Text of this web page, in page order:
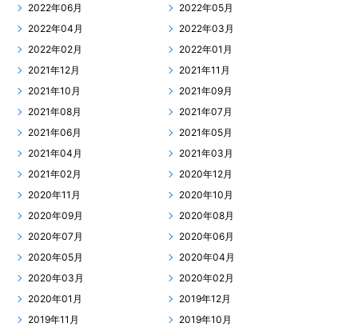
2022年06月
2022年05月
2022年04月
2022年03月
2022年02月
2022年01月
2021年12月
2021年11月
2021年10月
2021年09月
2021年08月
2021年07月
2021年06月
2021年05月
2021年04月
2021年03月
2021年02月
2020年12月
2020年11月
2020年10月
2020年09月
2020年08月
2020年07月
2020年06月
2020年05月
2020年04月
2020年03月
2020年02月
2020年01月
2019年12月
2019年11月
2019年10月